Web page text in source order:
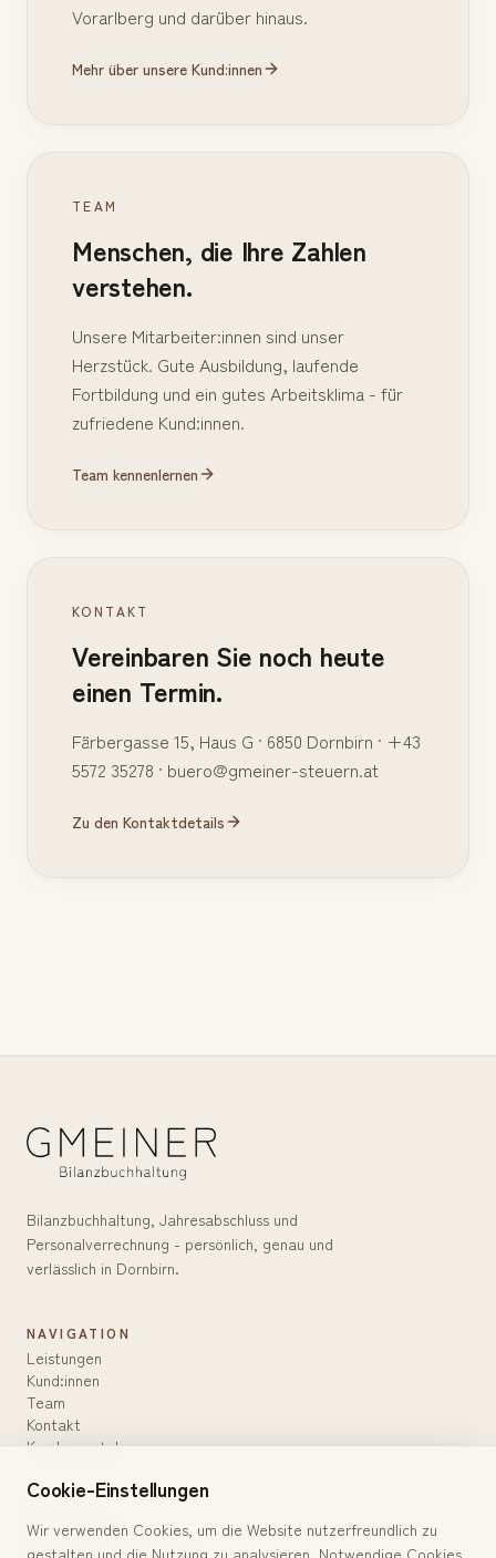
Vorarlberg und darüber hinaus.
Mehr über unsere Kund:innen
TEAM
Menschen, die Ihre Zahlen
verstehen.
Unsere Mitarbeiter:innen sind unser
Herzstück. Gute Ausbildung, laufende
Fortbildung und ein gutes Arbeitsklima - für
zufriedene Kund:innen.
Team kennenlernen
KONTAKT
Vereinbaren Sie noch heute
einen Termin.
Färbergasse 15, Haus G · 6850 Dornbirn · +43
5572 35278 · buero@gmeiner-steuern.at
Zu den Kontaktdetails
Bilanzbuchhaltung, Jahresabschluss und
Personalverrechnung - persönlich, genau und
verlässlich in Dornbirn.
NAVIGATION
Leistungen
Kund:innen
Team
Kontakt
Kundenportal
Färbergasse 15, Haus G
Cookie-Einstellungen
Wir verwenden Cookies, um die Website nutzerfreundlich zu
gestalten und die Nutzung zu analysieren. Notwendige Cookies